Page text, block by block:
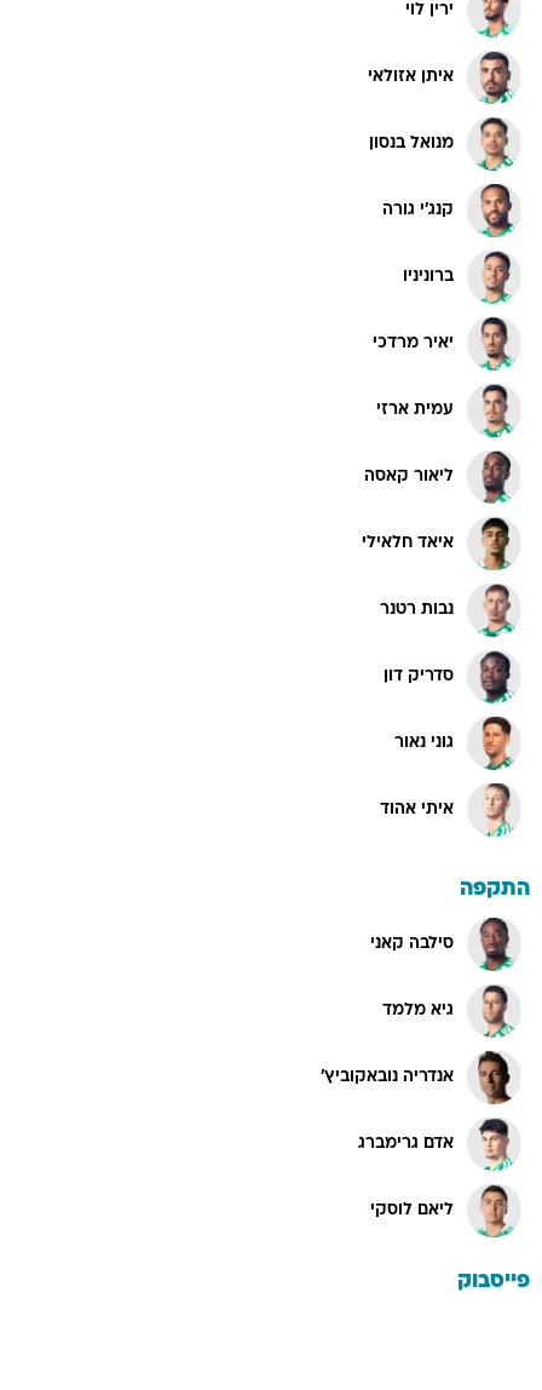
ירין לוי
איתן אזולאי
מנואל בנסון
קנג'י גורה
ברוניניו
יאיר מרדכי
עמית ארזי
ליאור קאסה
איאד חלאילי
נבות רטנר
סדריק דון
גוני נאור
איתי אהוד
התקפה
סילבה קאני
גיא מלמד
אנדריה נובאקוביץ'
אדם גרימברג
ליאם לוסקי
פייסבוק